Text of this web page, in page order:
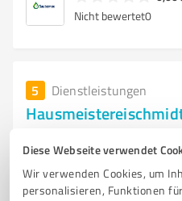
Diese Webseite verwendet
Wir verwenden Cookies, um
personalisieren, Funktionen
Nicht bewertet0
5 Dienstleistungen
Abrissarbeiten
Mörchinger Straße,